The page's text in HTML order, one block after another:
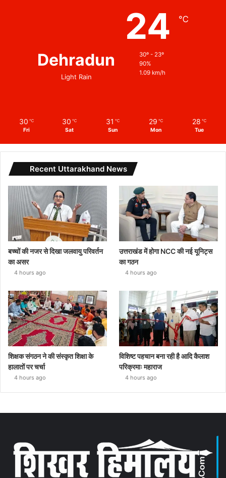
Dehradun
Light Rain
24 ℃
30º - 23º
90%
1.09 km/h
30 ℃
Fri
30 ℃
Sat
31 ℃
Sun
29 ℃
Mon
28 ℃
Tue
Recent Uttarakhand News
बच्चों की नजर से दिखा जलवायु परिवर्तन
का असर
4 hours ago
उत्तराखंड में होगा NCC की नई यूनिट्स
का गठन
4 hours ago
शिक्षक संगठन ने की संस्कृत शिक्षा के
हालातों पर चर्चा
4 hours ago
विशिष्ट पहचान बना रही है आदि कैलाश
परिक्रमाः महाराज
4 hours ago